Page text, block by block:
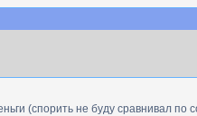
(спорить не буду сравнивал